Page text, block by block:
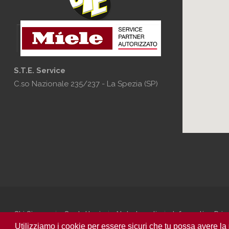
Utilizziamo i cookie per essere sicuri che tu possa avere
S.T.E. Service
C.so Nazionale 235/237 - La Spezia (SP)
Chi Siamo Contattaci Note Legali
Informativa